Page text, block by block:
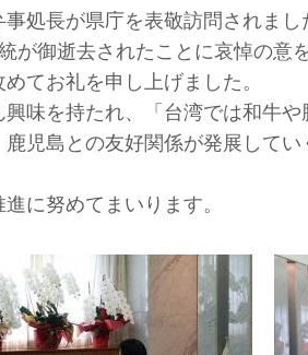
処長が県庁を表敬訪問されまし
が御逝去されたことに哀悼の意
てお礼を申し上げました。
味を持たれ、「台湾では和牛
児島との友好関係が発展して
に努めてまいります。